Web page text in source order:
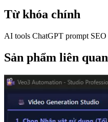
Từ khóa chính
AI tools ChatGPT prompt SEO
Sản phẩm liên quan